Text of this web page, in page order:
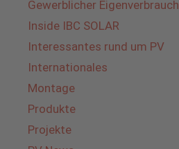
Gewerblicher Eigenverbrauch
Inside IBC SOLAR
Interessantes rund um PV
Internationales
Montage
Produkte
Projekte